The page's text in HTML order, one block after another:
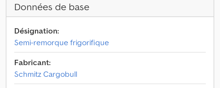
Données de base
Désignation:
Semi-remorque frigorifique
Fabricant:
Schmitz Cargobull